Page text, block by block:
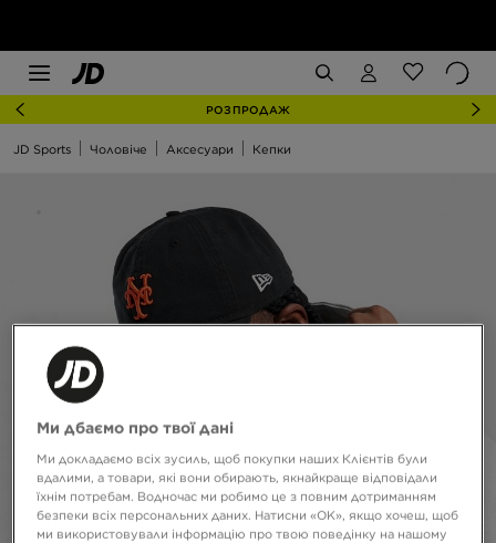
РОЗПРОДАЖ
JD Sports Чоловіче Аксесуари Кепки
Ми дбаємо про твої дані
Ми докладаємо всіх зусиль, щоб покупки наших Клієнтів були
вдалими, а товари, які вони обирають, якнайкраще відповідали
їхнім потребам. Водночас ми робимо це з повним дотриманням
безпеки всіх персональних даних. Натисни «OK», якщо хочеш, щоб
ми використовували інформацію про твою поведінку на нашому